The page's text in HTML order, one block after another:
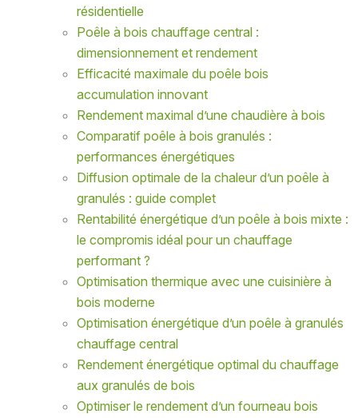
résidentielle
Poêle à bois chauffage central :
dimensionnement et rendement
Efficacité maximale du poêle bois
accumulation innovant
Rendement maximal d’une chaudière à bois
Comparatif poêle à bois granulés :
performances énergétiques
Diffusion optimale de la chaleur d’un poêle à
granulés : guide complet
Rentabilité énergétique d’un poêle à bois mixte :
le compromis idéal pour un chauffage
performant ?
Optimisation thermique avec une cuisinière à
bois moderne
Optimisation énergétique d’un poêle à granulés
chauffage central
Rendement énergétique optimal du chauffage
aux granulés de bois
Optimiser le rendement d’un fourneau bois